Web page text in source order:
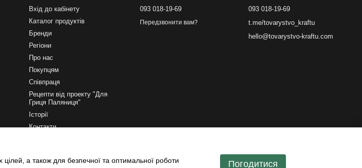
Вхід до кабінету
Каталог продуктів
Бренди
Регіони
Про нас
Покупцям
Співпраця
Рецепти від проекту "Для
Гриця Паляниця"
Історії
Контакти
093 018-19-69
Передзвонити вам?
093 018-19-69
t.me/tovarystvo_kraftu
hello@tovarystvo-kraftu.com
а також для безпечної та оптимальної роботи
Погодитися